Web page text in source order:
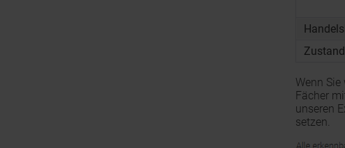
Wenn
Fächer
unseren
setzen.